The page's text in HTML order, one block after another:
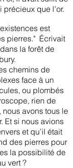
que l’or.
est
pierres." Écrivait
la forêt de
chemins de
face à un
ou plombés
rien de
avons tous le
Et si nous avions
et qu’il était
des pierres pour
la possibilité de
vert ?